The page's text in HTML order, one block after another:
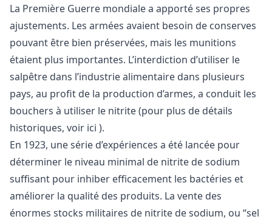
La Première Guerre mondiale a apporté ses propres
ajustements. Les armées avaient besoin de conserves
pouvant être bien préservées, mais les munitions
étaient plus importantes. L’interdiction d’utiliser le
salpêtre dans l’industrie alimentaire dans plusieurs
pays, au profit de la production d’armes, a conduit les
bouchers à utiliser le nitrite (pour plus de détails
historiques, voir ici ).
En 1923, une série d’expériences a été lancée pour
déterminer le niveau minimal de nitrite de sodium
suffisant pour inhiber efficacement les bactéries et
améliorer la qualité des produits. La vente des
énormes stocks militaires de nitrite de sodium, ou “sel